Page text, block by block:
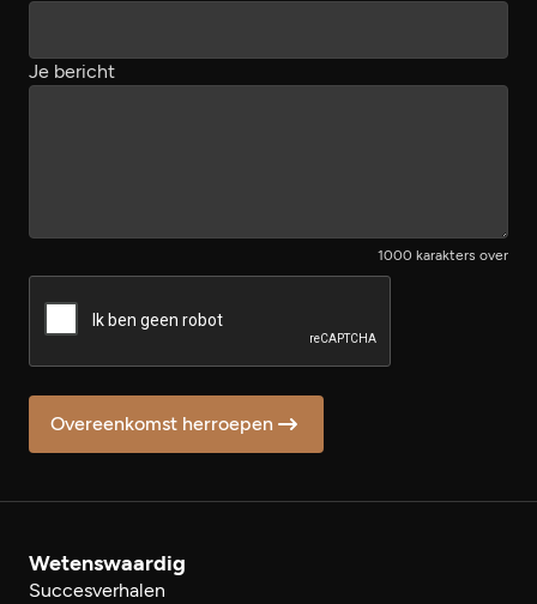
Je bericht
1000 karakters over
Overeenkomst herroepen
Wetenswaardig
Succesverhalen